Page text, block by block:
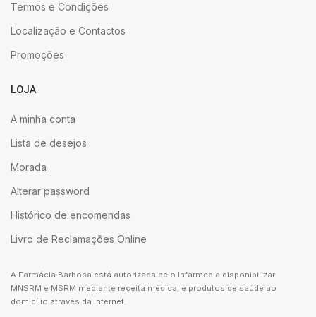
Termos e Condições
Localização e Contactos
Promoções
LOJA
A minha conta
Lista de desejos
Morada
Alterar password
Histórico de encomendas
Livro de Reclamações Online
A Farmácia Barbosa está autorizada pelo Infarmed a disponibilizar
MNSRM e MSRM mediante receita médica, e produtos de saúde ao
domicílio através da Internet.